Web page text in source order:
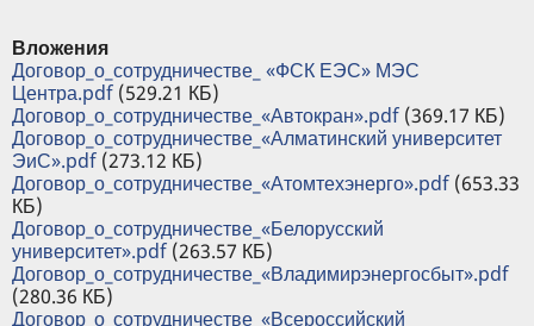
Вложения
Договор_о_сотрудничестве_ «ФСК ЕЭС» МЭС
Центра.pdf (529.21 КБ)
Договор_о_сотрудничестве_«Автокран».pdf (369.17 КБ)
Договор_о_сотрудничестве_«Алматинский университет
ЭиС».pdf (273.12 КБ)
Договор_о_сотрудничестве_«Атомтехэнерго».pdf (653.33
КБ)
Договор_о_сотрудничестве_«Белорусский
университет».pdf (263.57 КБ)
Договор_о_сотрудничестве_«Владимирэнергосбыт».pdf
(280.36 КБ)
Договор_о_сотрудничестве_«Всероссийский